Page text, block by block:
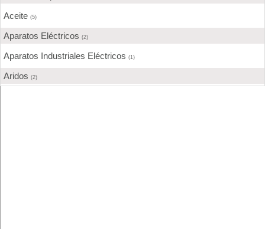
Aceite (5)
Aparatos Eléctricos (2)
Aparatos Industriales Eléctricos (1)
Aridos (2)